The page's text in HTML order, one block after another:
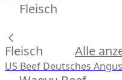
Fleisch
Fleisch Alle
US Beef Deutsches